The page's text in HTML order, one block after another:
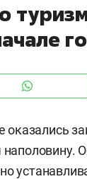
оказались